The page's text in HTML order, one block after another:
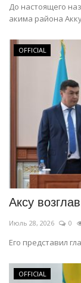
До настоящего
акима района
OFFICIAL
Аксу
Июль 28, 2026 0
Его представил
OFFICIAL